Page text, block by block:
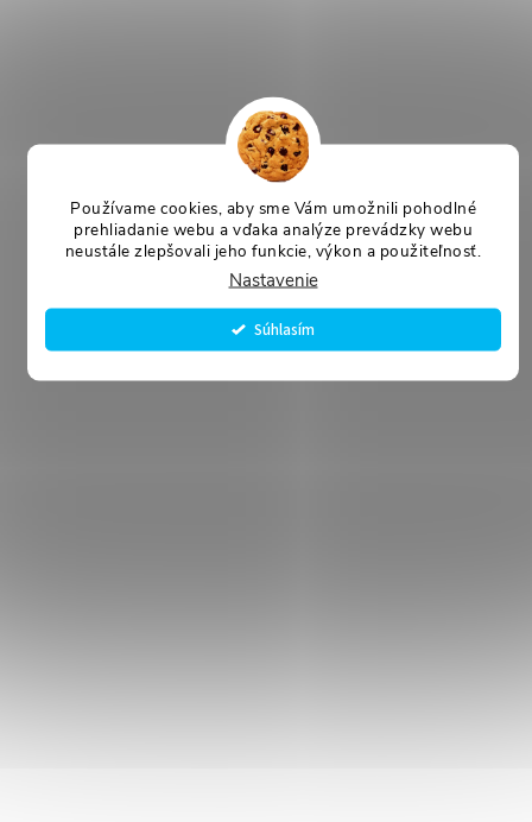
Používame cookies, aby sme Vám umožnili pohodlné
prehliadanie webu a vďaka analýze prevádzky webu
neustále zlepšovali jeho funkcie, výkon a použiteľnosť.
Nastavenie
Súhlasím